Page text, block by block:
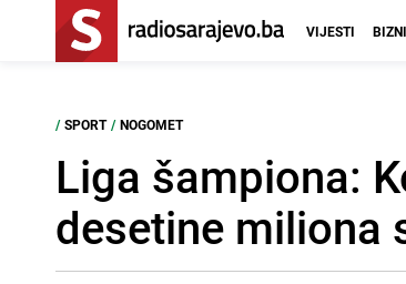
VIJESTI
/ SPORT / NOGOMET
Liga šampiona:
desetine miliona